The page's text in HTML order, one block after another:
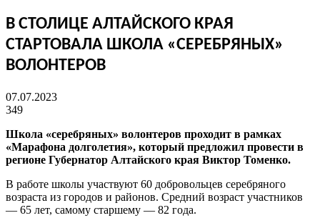
В СТОЛИЦЕ АЛТАЙСКОГО КРАЯ
СТАРТОВАЛА ШКОЛА «СЕРЕБРЯНЫХ»
ВОЛОНТЕРОВ
07.07.2023
349
Школа «серебряных» волонтеров проходит в рамках
«Марафона долголетия», который предложил провести в
регионе Губернатор Алтайского края Виктор Томенко.
В работе школы участвуют 60 добровольцев серебряного
возраста из городов и районов. Средний возраст участников
— 65 лет, самому старшему — 82 года.